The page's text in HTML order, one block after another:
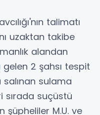
talimatı
uzaktan takibe
alandan
2 şahsı tespit
salınan sulama
sırada suçüstü
şüpheliler M.U. ve